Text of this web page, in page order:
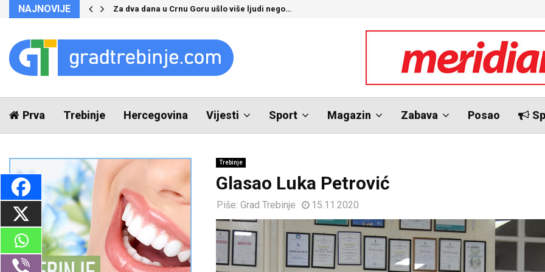
NAJNOVIJE Za dva dana u Crnu Goru ušlo više ljudi nego…
Prva Trebinje Hercegovina Vijesti Sport Magazin Zabava Posao
Trebinje
Glasao Luka Petrović
Piše: Grad Trebinje 15.11.2020